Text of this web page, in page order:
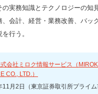
の実務知識とテクノロジーの知
、会計、経営・業務改善、バッ
行う。
会社ミロク情報サービス（
CO., LTD.）
11月2日（東京証券取引所プライム